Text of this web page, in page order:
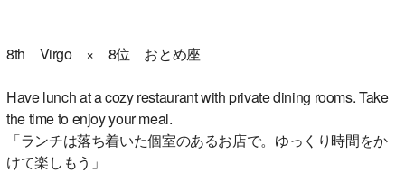
8th Virgo × 8位 おとめ座
Have lunch at a cozy restaurant with private dining rooms. Take
the time to enjoy your meal.
「ランチは落ち着いた個室のあるお店で。ゆっくり時間をか
けて楽しもう」